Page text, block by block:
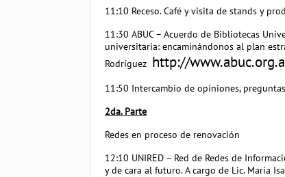
11:10 Receso. Café y visita de stands y
11:30 ABUC – Acuerdo de Bibliotecas
universitaria: encaminándonos al plan
Rodríguez http://
11:50 Intercambio de opiniones,
2da. Parte
Redes en proceso de renovación
12:10 UNIRED – Red de Redes de
y de cara al futuro. A cargo de Lic. María